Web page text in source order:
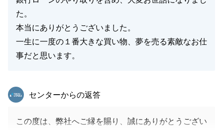
た。
本当にありがとうございました。
一生に一度の１番大きな買い物、夢を売る素敵なお仕
事だと思います。
東急リバブル
センターからの返答
この度は、弊社へご縁を賜り、誠にありがとうござい